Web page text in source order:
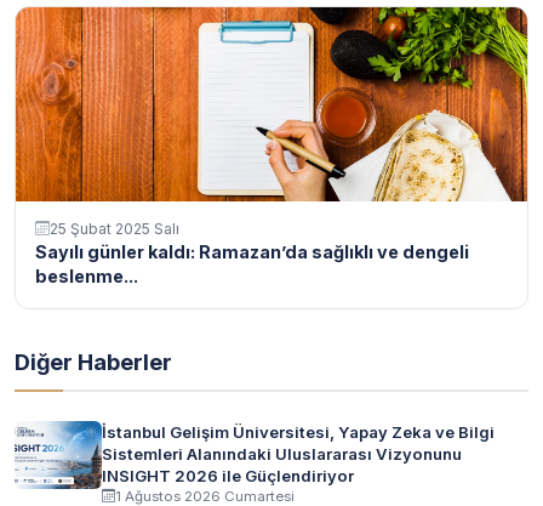
25 Şubat 2025 Salı
Sayılı günler kaldı: Ramazan’da sağlıklı ve dengeli
beslenme...
Diğer Haberler
İstanbul Gelişim Üniversitesi, Yapay Zeka ve Bilgi
Sistemleri Alanındaki Uluslararası Vizyonunu
INSIGHT 2026 ile Güçlendiriyor
1 Ağustos 2026 Cumartesi